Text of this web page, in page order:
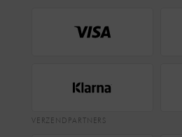
VERZENDPARTNERS